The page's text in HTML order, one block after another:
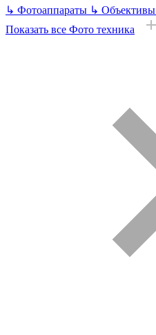
↳ Фотоаппараты ↳ Объективы
Показать все Фото техника